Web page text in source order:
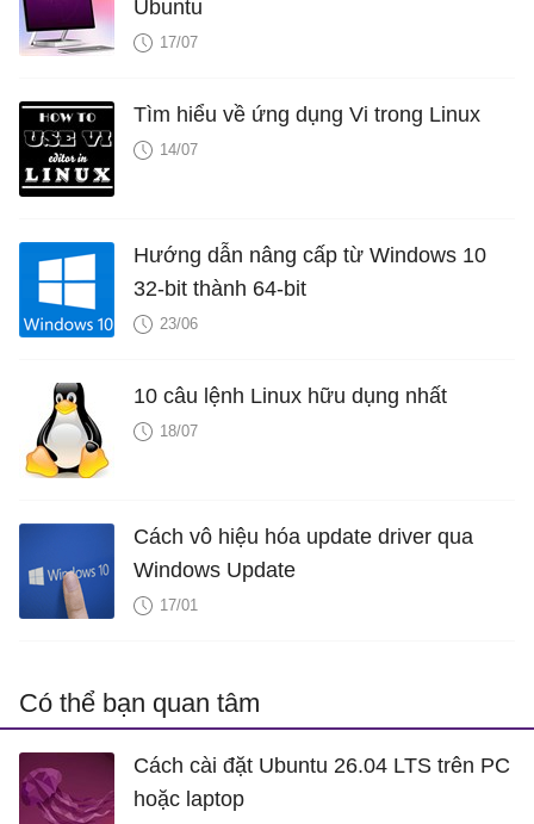
Ubuntu
17/07
Tìm hiểu về ứng dụng Vi trong Linux
14/07
Hướng dẫn nâng cấp từ Windows 10
32-bit thành 64-bit
23/06
10 câu lệnh Linux hữu dụng nhất
18/07
Cách vô hiệu hóa update driver qua
Windows Update
17/01
Có thể bạn quan tâm
Cách cài đặt Ubuntu 26.04 LTS trên PC
hoặc laptop